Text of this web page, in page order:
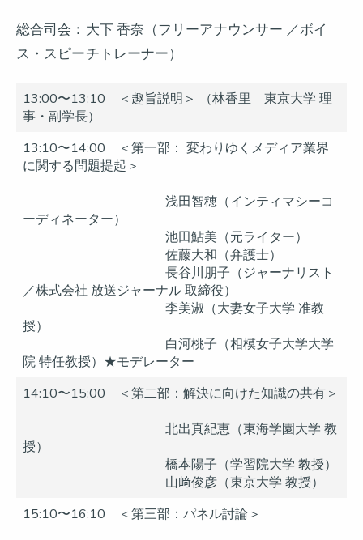
総合司会：大下 香奈（フリーアナウンサー ／ボイ
ス・スピーチトレーナー）
13:00〜13:10 ＜趣旨説明＞ （林香里 東京大学 理
事・副学長）
13:10〜14:00 ＜第一部： 変わりゆくメディア業界
に関する問題提起＞
浅田智穂（インティマシーコ
ーディネーター）
池田鮎美（元ライター）
佐藤大和（弁護士）
長谷川朋子（ジャーナリスト
／株式会社 放送ジャーナル 取締役）
李美淑（大妻女子大学 准教
授）
白河桃子（相模女子大学大学
院 特任教授）★モデレーター
14:10〜15:00 ＜第二部：解決に向けた知識の共有＞
北出真紀恵（東海学園大学 教
授）
橋本陽子（学習院大学 教授）
山﨑俊彦（東京大学 教授）
15:10〜16:10 ＜第三部：パネル討論＞